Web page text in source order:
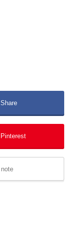
Share
Pinterest
note